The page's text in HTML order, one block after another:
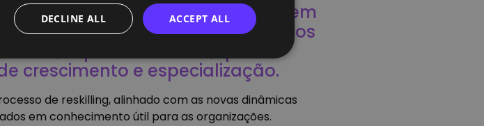
em dados surgiu do interesse em
estruturada, transformando dados
explica Delmácio, que
crescimento e especialização.
de reskilling, alinhado com as novas dinâmicas
em conhecimento útil para as organizações.
ACCEPT ALL
DECLINE ALL